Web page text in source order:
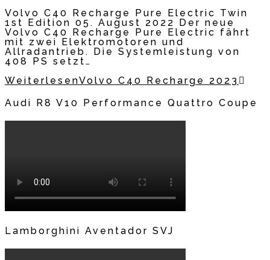
Volvo C40 Recharge Pure Electric Twin
1st Edition 05. August 2022 Der neue
Volvo C40 Recharge Pure Electric fährt
mit zwei Elektromotoren und
Allradantrieb. Die Systemleistung von
408 PS setzt…
WeiterlesenVolvo C40 Recharge 2023
Audi R8 V10 Performance Quattro Coupe
Lamborghini Aventador SVJ